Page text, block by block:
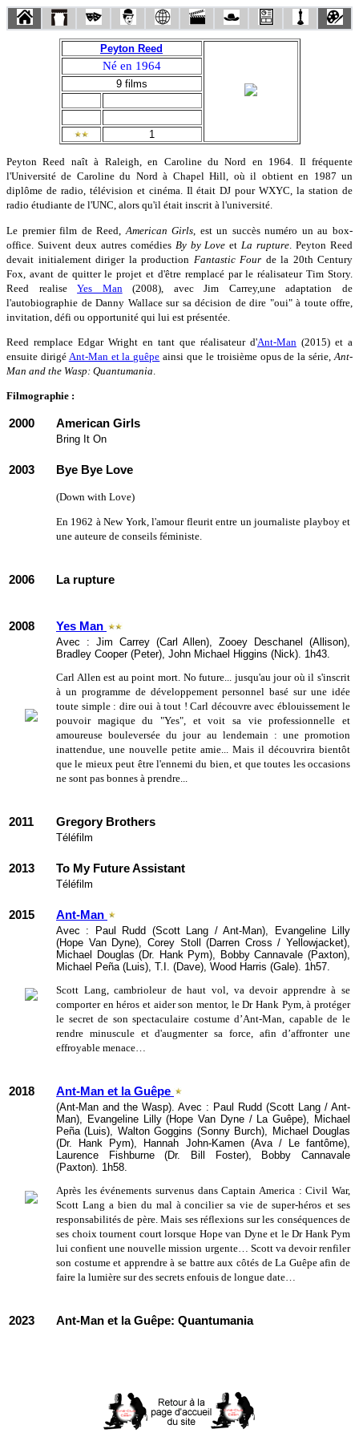
Peyton Reed
Né en 1964
9 films
1
Peyton Reed naît à Raleigh, en Caroline du Nord en 1964. Il fréquente
l'Université de Caroline du Nord à Chapel Hill, où il obtient en 1987 un
diplôme de radio, télévision et cinéma. Il était DJ pour WXYC, la station de
radio étudiante de l'UNC, alors qu'il était inscrit à l'université.
Le premier film de Reed, American Girls , est un succès numéro un au box-
office. Suivent deux autres comédies By by Love et La rupture . Peyton Reed
devait initialement diriger la production Fantastic Four de la 20th Century
Fox, avant de quitter le projet et d'être remplacé par le réalisateur Tim Story.
Reed realiseYes Man (2008), avec Jim Carrey,une adaptation de
l'autobiographie de Danny Wallace sur sa décision de dire "oui" à toute offre,
invitation, défi ou opportunité qui lui est présentée.
Reed remplace Edgar Wright en tant que réalisateur d'Ant-Man (2015) et a
ensuite dirigé Ant-Man et la guêpe ainsi que le troisième opus de la série,Ant-
Man and the Wasp: Quantumania
Filmographie :
2000 American Girls
Bring It On
2003 Bye Bye Love
(Down with Love)
En 1962 à New York, l'amour fleurit entre un journaliste playboy et
une auteure de conseils féministe.
2006 La rupture
2008 Yes Man
Avec : Jim Carrey (Carl Allen), Zooey Deschanel (Allison),
Bradley Cooper (Peter), John Michael Higgins (Nick). 1h43.
Carl Allen est au point mort. No future... jusqu'au jour où il s'inscrit
à un programme de développement personnel basé sur une idée
toute simple : dire oui à tout ! Carl découvre avec éblouissement le
pouvoir magique du "Yes", et voit sa vie professionnelle et
amoureuse bouleversée du jour au lendemain : une promotion
inattendue, une nouvelle petite amie... Mais il découvrira bientôt
que le mieux peut être l'ennemi du bien, et que toutes les occasions
ne sont pas bonnes à prendre...
2011 Gregory Brothers
Téléfilm
2013 To My Future Assistant
Téléfilm
2015 Ant-Man
Avec : Paul Rudd (Scott Lang / Ant-Man), Evangeline Lilly
(Hope Van Dyne), Corey Stoll (Darren Cross / Yellowjacket),
Michael Douglas (Dr. Hank Pym), Bobby Cannavale (Paxton),
Michael Peña (Luis), T.I. (Dave), Wood Harris (Gale). 1h57.
Scott Lang, cambrioleur de haut vol, va devoir apprendre à se
comporter en héros et aider son mentor, le Dr Hank Pym, à protéger
le secret de son spectaculaire costume d’Ant-Man, capable de le
rendre minuscule et d'augmenter sa force, afin d’affronter une
effroyable menace…
2018 Ant-Man et la Guêpe
(Ant-Man and the Wasp). Avec : Paul Rudd (Scott Lang / Ant-
Man), Evangeline Lilly (Hope Van Dyne / La Guêpe), Michael
Peña (Luis), Walton Goggins (Sonny Burch), Michael Douglas
(Dr. Hank Pym), Hannah John-Kamen (Ava / Le fantôme),
Laurence Fishburne (Dr. Bill Foster), Bobby Cannavale
(Paxton). 1h58.
Après les événements survenus dans Captain America : Civil War,
Scott Lang a bien du mal à concilier sa vie de super-héros et ses
responsabilités de père. Mais ses réflexions sur les conséquences de
ses choix tournent court lorsque Hope van Dyne et le Dr Hank Pym
lui confient une nouvelle mission urgente… Scott va devoir renfiler
son costume et apprendre à se battre aux côtés de La Guêpe afin de
faire la lumière sur des secrets enfouis de longue date…
2023 Ant-Man et la Guêpe: Quantumania